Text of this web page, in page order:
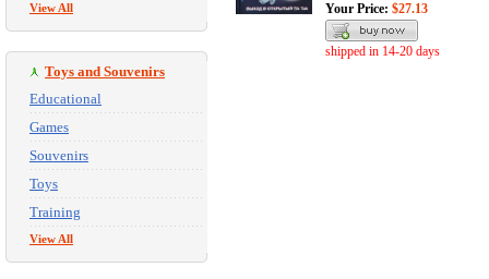
View All
Toys and Souvenirs
Educational
Games
Souvenirs
Toys
Training
View All
Your Price: $27.13
shipped in 14-20 days